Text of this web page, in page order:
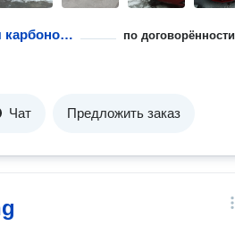
Оклейка автомобиля карбоновой пленкой по договорённости
Чат Предложить заказ